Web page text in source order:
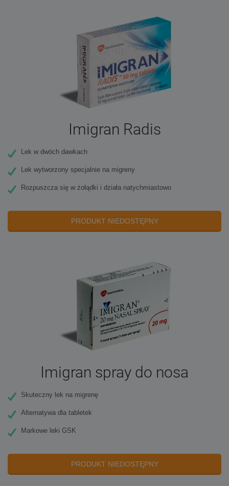
Imigran Radis
Lek w dwóch dawkach
Lek wytworzony specjalnie na migreny
Rozpuszcza się w żołądki i działa natychmiastowo
PRODUKT NIEDOSTĘPNY
Imigran spray do nosa
Skuteczny lek na migrenę
Alternatywa dla tabletek
Markowe leki GSK
PRODUKT NIEDOSTĘPNY